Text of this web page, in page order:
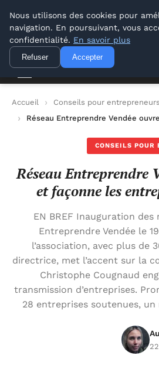
Lyon Photos
Lyon
Accueil
Conseils pour entrepreneurs
Réseau Entreprendre Vendée
CONSEILS POUR
Réseau Entreprendre
et façonne les
EN BREF Inauguration
Entreprendre Vendée le
l’association, avec plus de
directrice, met l’accent sur la
Christophe Cougnaud
transmission d’entreprises.
28 entreprises soutenues,
Nous utilisons des cookies pour
navigation. En poursuivant, vous
confidentialité. En savoir plus
Refuser Accepter